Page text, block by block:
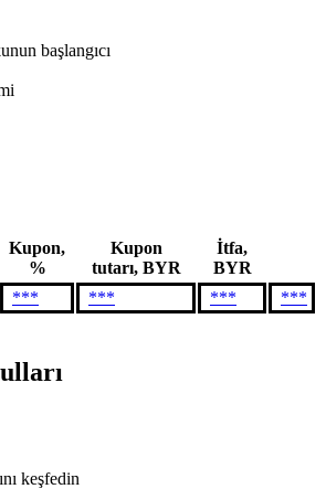
başlangıcı
Kupon,
%
Kupon
tutarı, BYR
İtfa,
BYR
*** *** ***
***
keşfedin